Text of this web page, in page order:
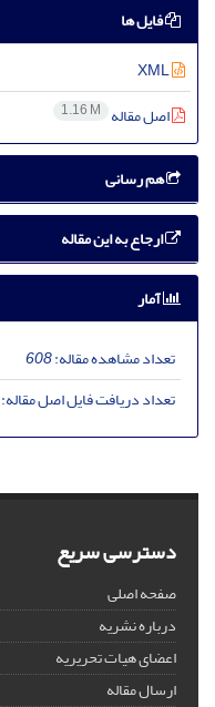
فایل ها
اصل مقاله 1.16 M
هم رسانی
ارجاع به این مقاله
آمار
تعداد مشاهده مقاله:608
تعداد دریافت فایل اصل مقاله:
دسترسی سریع
صفحه اصلی
درباره نشریه
اعضای هیات تحریریه
ارسال مقاله